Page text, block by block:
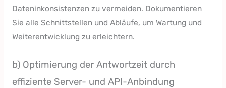
Dateninkonsistenzen zu vermeiden. Dokumentieren
Sie alle Schnittstellen und Abläufe, um Wartung und
Weiterentwicklung zu erleichtern.
b) Optimierung der Antwortzeit durch
effiziente Server- und API-Anbindung